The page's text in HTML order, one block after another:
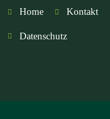
Home Kontakt
Datenschutz